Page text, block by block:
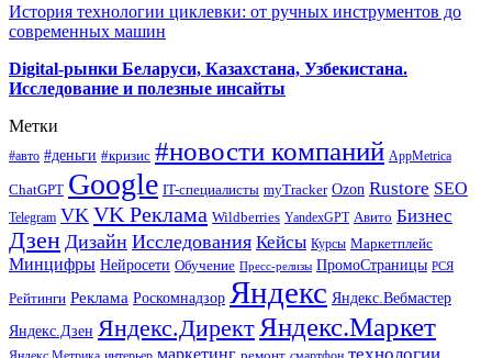
История технологии циклевки: от ручных инструментов до
современных машин
Digital-рынки Беларуси, Казахстана, Узбекистана.
Исследование и полезные инсайты
Метки
#авто #деньги #кризис #новости компаний AppMetrica
ChatGPT Google IT-специалисты myTracker Ozon Rustore SEO
Telegram VK VK Реклама Wildberries YandexGPT Авито Бизнес
Дзен Дизайн Исследования Кейсы Курсы Маркетплейс
Минцифры Нейросети Обучение Пресс-релизы ПромоСтраницы РСЯ
Рейтинги Реклама Роскомнадзор Яндекс Яндекс.Вебмастер
Яндекс.Дзен Яндекс.ДиректЯндекс.Маркет